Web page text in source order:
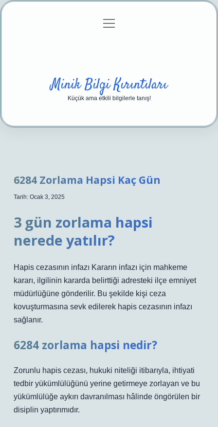
Gizlilik Politikası
menüyü
Minik Bilgi Kırıntıları
Küçük ama etkili bilgilerle tanış!
6284 Zorlama Hapsi Kaç Gün
Tarih: Ocak 3, 2025
3 gün zorlama hapsi
nerede yatılır?
Hapis cezasının infazı Kararın infazı için mahkeme
kararı, ilgilinin kararda belirttiği adresteki ilçe emniyet
müdürlüğüne gönderilir. Bu şekilde kişi ceza
kovuşturmasına sevk edilerek hapis cezasının infazı
sağlanır.
6284 zorlama hapsi nedir?
Zorunlu hapis cezası, hukuki niteliği itibarıyla, ihtiyati
tedbir yükümlülüğünü yerine getirmeye zorlayan ve bu
yükümlülüğe aykırı davranılması hâlinde öngörülen bir
disiplin yaptırımıdır.